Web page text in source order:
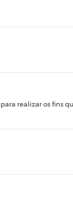
realizar os fins